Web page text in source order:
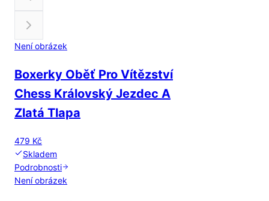
Není obrázek
Boxerky Oběť Pro Vítězství
Chess Královský Jezdec A
Zlatá Tlapa
479 Kč
Skladem
Podrobnosti
Není obrázek